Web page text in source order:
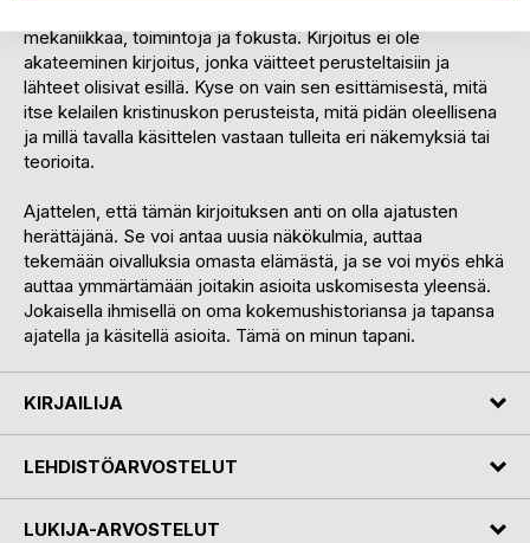
mekaniikkaa, toimintoja ja fokusta. Kirjoitus ei ole
akateeminen kirjoitus, jonka väitteet perusteltaisiin ja
lähteet olisivat esillä. Kyse on vain sen esittämisestä, mitä
itse kelailen kristinuskon perusteista, mitä pidän oleellisena
ja millä tavalla käsittelen vastaan tulleita eri näkemyksiä tai
teorioita.
Ajattelen, että tämän kirjoituksen anti on olla ajatusten
herättäjänä. Se voi antaa uusia näkökulmia, auttaa
tekemään oivalluksia omasta elämästä, ja se voi myös ehkä
auttaa ymmärtämään joitakin asioita uskomisesta yleensä.
Jokaisella ihmisellä on oma kokemushistoriansa ja tapansa
ajatella ja käsitellä asioita. Tämä on minun tapani.
KIRJAILIJA
LEHDISTÖARVOSTELUT
LUKIJA-ARVOSTELUT